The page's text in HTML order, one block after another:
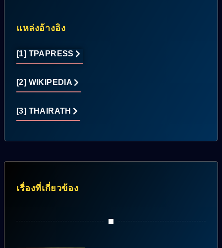
แหล่งอ้างอิง
[1] TPAPRESS
[2] WIKIPEDIA
[3] THAIRATH
เรื่องที่เกี่ยวข้อง